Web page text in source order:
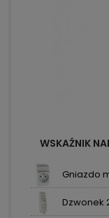
WSKAŹNIK
Gniazdo
Dzwonek